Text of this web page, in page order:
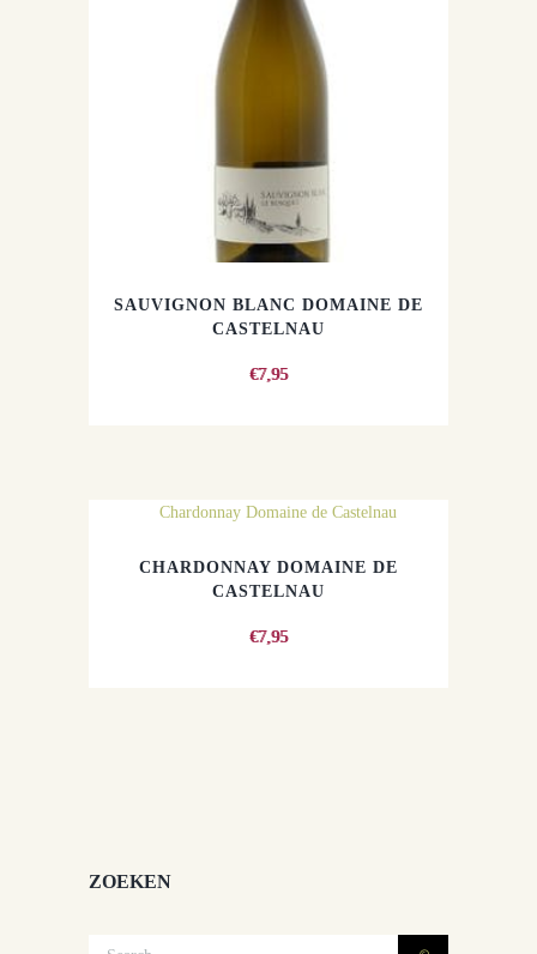
SAUVIGNON BLANC DOMAINE DE
CASTELNAU
€7,95
CHARDONNAY DOMAINE DE
CASTELNAU
€7,95
ZOEKEN